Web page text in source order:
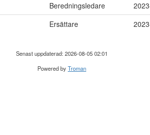
Beredningsledare
Ersättare
Senast uppdaterad: 2026-08-05 02:01
Powered byTroman